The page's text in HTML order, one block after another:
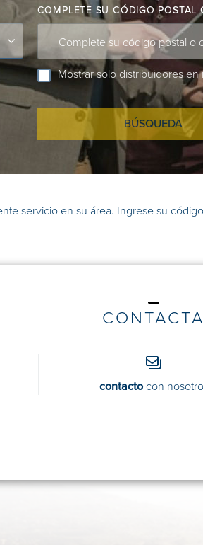
COMPLETE SU CÓDIGO POSTAL
Complete su código postal o
Mostrar solo distribuidores en
BÚSQUEDA
servicio en su área. Ingrese su
CONTACTA
contactocon